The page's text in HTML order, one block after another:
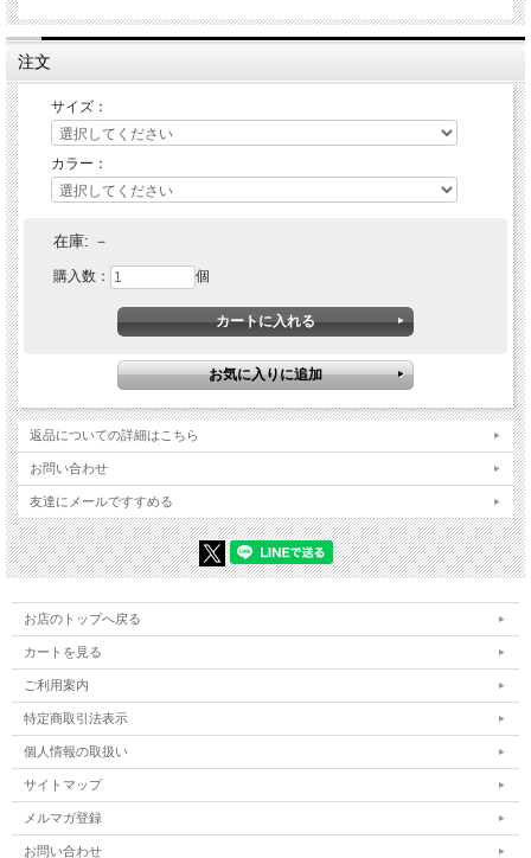
RADIALL ラディアル NOVA - TAM CAP
注文
サイズ：
カラー：
在庫: －
購入数： 個
返品についての詳細はこちら
お問い合わせ
友達にメールですすめる
お店のトップへ戻る
カートを見る
ご利用案内
特定商取引法表示
個人情報の取扱い
サイトマップ
メルマガ登録
お問い合わせ